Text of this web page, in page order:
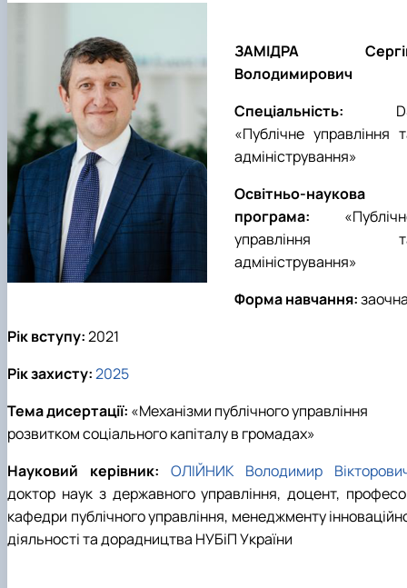
ЗАМІДРА
Володимирович
Спеціальність: D
«Публічне управління
адміністрування»
Освітньо-наукова
програма: «
управління
адміністрування»
Форма навчання:
Рік вступу:2021
Рік захисту:2025
Тема дисертації: «Механізми публічного управління
розвитком соціального капіталу в громадах»
Науковий керівник:
ОЛІЙНИК Володимир
доктор наук з державного управління, доцент,
кафедри публічного управління, менеджменту
діяльності та дорадництва НУБіП України